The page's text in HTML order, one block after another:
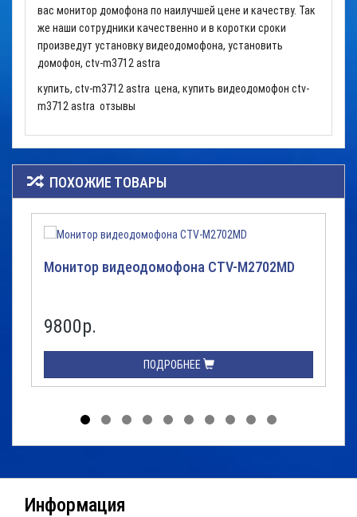
вас монитор домофона по наилучшей цене и качеству. Так
же наши сотрудники качественно и в коротки сроки
произведут установку видеодомофона, установить
домофон, ctv-m3712 astra
купить, ctv-m3712 astra цена, купить видеодомофон ctv-
m3712 astra отзывы
ПОХОЖИЕ ТОВАРЫ
Монитор видеодомофона CTV-M2702MD
9800р.
ПОДРОБНЕЕ
Информация